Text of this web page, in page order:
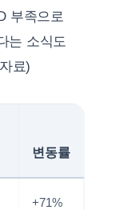
부족으로
는 소식도
료)
변동률
+71%